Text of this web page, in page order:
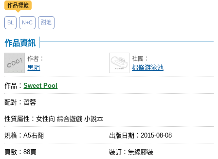
作品標籤
BL N+C 甜池
作品資訊
作者：
黑玥
社團：
棉條游泳池
作品：Sweet Pool
配對：哲蓉
性質屬性：女性向 綜合遊戲 小說本
規格：A5右翻 出版日期： 2015-08-08
頁數：88頁 裝訂：無線膠裝